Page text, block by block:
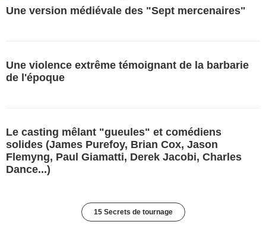
Une version médiévale des "Sept mercenaires"
Une violence extrême témoignant de la barbarie
de l'époque
Le casting mêlant "gueules" et comédiens
solides (James Purefoy, Brian Cox, Jason
Flemyng, Paul Giamatti, Derek Jacobi, Charles
Dance...)
15 Secrets de tournage